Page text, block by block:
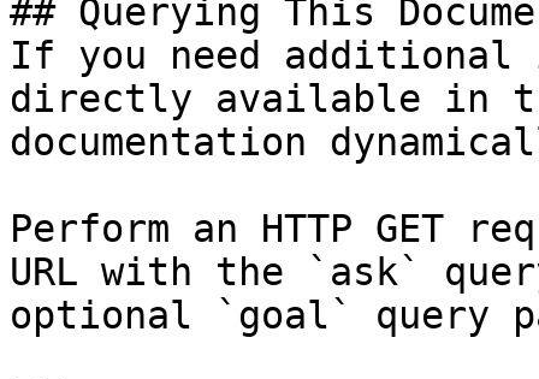
## Querying This
If you need
directly available in
documentation
Perform an HTTP GET
URL with the `ask`
optional `goal` query